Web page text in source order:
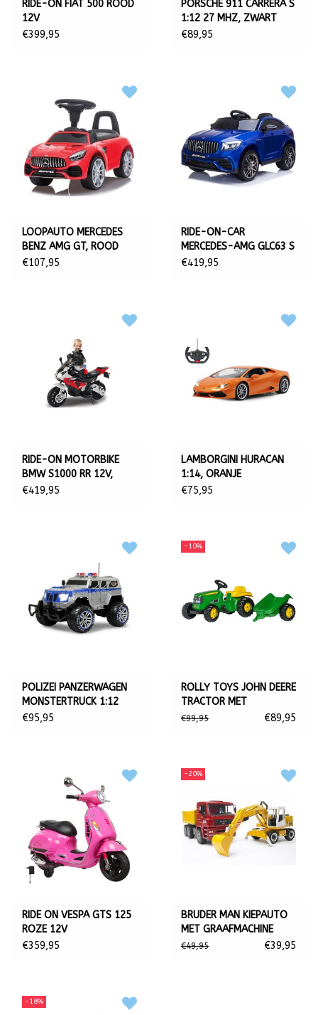
RIDE-ON FIAT 500 ROOD
12V
€399,95
PORSCHE 911 CARRERA S
1:12 27 MHZ, ZWART
€89,95
LOOPAUTO MERCEDES
BENZ AMG GT, ROOD
€107,95
RIDE-ON-CAR
MERCEDES-AMG GLC63 S
COUPE 4WD, BLAUW
€419,95
RIDE-ON MOTORBIKE
BMW S1000 RR 12V,
ROOD
€419,95
LAMBORGINI HURACAN
1:14, ORANJE
€75,95
POLIZEI PANZERWAGEN
MONSTERTRUCK 1:12
LED 27 MHZ
€95,95
-10%
ROLLY TOYS JOHN DEERE
TRACTOR MET
AANHANGER
€99,95 €89,95
RIDE ON VESPA GTS 125
ROZE 12V
€359,95
-20%
BRUDER MAN KIEPAUTO
MET GRAAFMACHINE
€49,95 €39,95
-18%